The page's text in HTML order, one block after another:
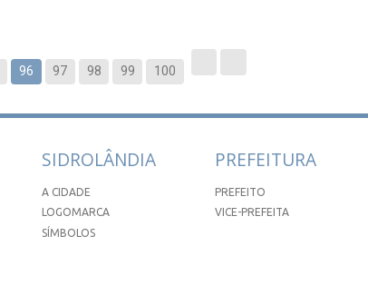
96 97 98 99 100
SIDROLÂNDIA
A CIDADE
LOGOMARCA
SÍMBOLOS
PREFEITURA
PREFEITO
VICE-PREFEITA